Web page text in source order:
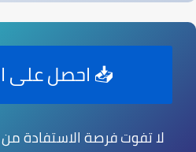
📥 احصل على
لا تفوت فرصة الاستفادة